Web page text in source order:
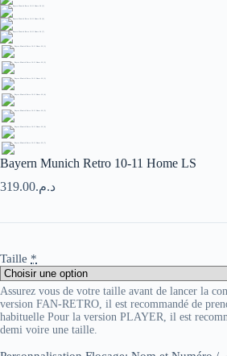
Bayern Munich Retro 10-11 Home LS
د.م.319.00
Taille *
Assurez vous de votre taille avant de lancer la
version FAN-RETRO, il est recommandé de
habituelle Pour la version PLAYER, il est
demi voire une taille.